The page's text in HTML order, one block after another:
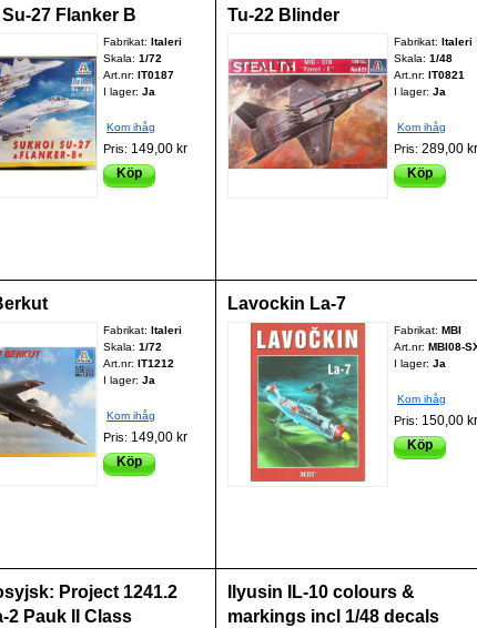
27 Flanker B
Fabrikat:Italeri
Skala:1/72
Art.nr:IT0187
I lager: Ja
Kom ihåg
Pris: 149,00 kr
Köp
Tu-22 Blinder
Fabrikat: Italeri
Skala: 1/48
Art.nr: IT0821
I lager: Ja
Kom ihåg
Pris: 289,00 kr
Köp
Fabrikat:Italeri
Skala:1/72
Art.nr:IT1212
I lager: Ja
Kom ihåg
Pris: 149,00 kr
Köp
Lavockin La-7
Fabrikat: MBI
Art.nr: MBI08-
I lager: Ja
Kom ihåg
Pris: 150,00 kr
Köp
Project 1241.2
2 Pauk II Class
Ilyusin IL-10 colours &
markings incl 1/48 decals